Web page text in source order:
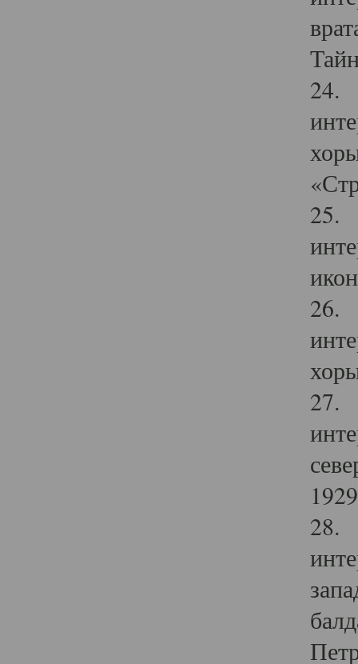
24.
25.
26.
27.
28.